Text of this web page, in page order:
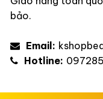
bảo.
Email:
Hotline: